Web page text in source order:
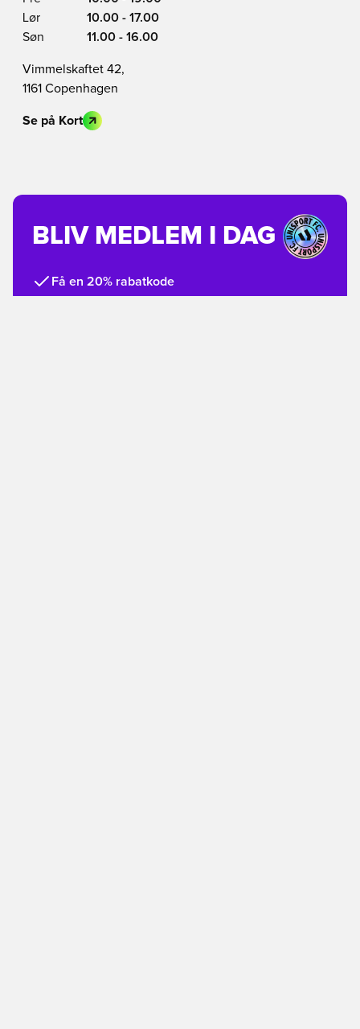
Lør
10.00 - 17.00
Søn
11.00 - 16.00
Vimmelskaftet 42,
1161 Copenhagen
Se på Kort
BLIV MEDLEM I DAG
Få en 20% rabatkode